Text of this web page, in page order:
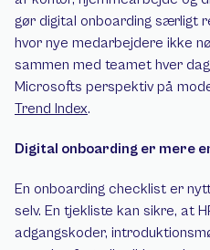
gør digital onboarding særligt
hvor nye medarbejdere ikke
sammen med teamet hver
Microsofts perspektiv på
Trend Index.
Digital onboarding er mere
En onboarding checklist er
selv. En tjekliste kan sikre, at
adgangskoder,